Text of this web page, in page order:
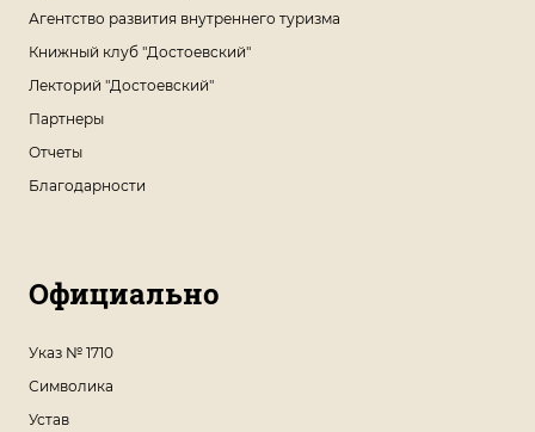
Агентство развития внутреннего туризма
Книжный клуб "Достоевский"
Лекторий "Достоевский"
Партнеры
Отчеты
Благодарности
Официально
Указ № 1710
Символика
Устав